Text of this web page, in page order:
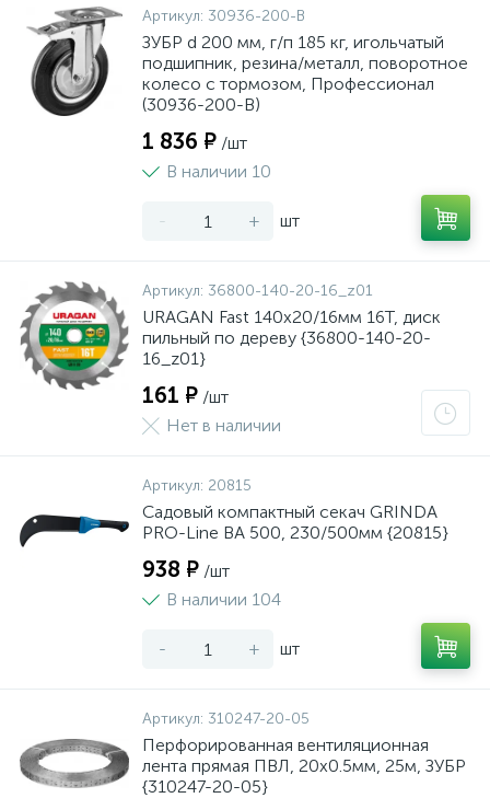
Артикул: 30936-200-B
ЗУБР d 200 мм, г/п 185 кг, игольчатый
подшипник, резина/металл, поворотное
колесо c тормозом, Профессионал
(30936-200-B)
1 836 ₽ /шт
В наличии 10
- + шт
Артикул: 36800-140-20-16_z01
URAGAN Fast 140x20/16мм 16Т, диск
пильный по дереву {36800-140-20-
16_z01}
161 ₽ /шт
Нет в наличии
Артикул: 20815
Садовый компактный секач GRINDA
PRO-Line BA 500, 230/500мм {20815}
938 ₽ /шт
В наличии 104
- + шт
Артикул: 310247-20-05
Перфорированная вентиляционная
лента прямая ПВЛ, 20х0.5мм, 25м, ЗУБР
{310247-20-05}